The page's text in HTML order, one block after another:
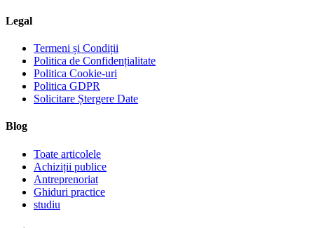
Legal
Termeni și Condiții
Politica de Confidențialitate
Politica Cookie-uri
Politica GDPR
Solicitare Ștergere Date
Blog
Toate articolele
Achiziții publice
Antreprenoriat
Ghiduri practice
studiu